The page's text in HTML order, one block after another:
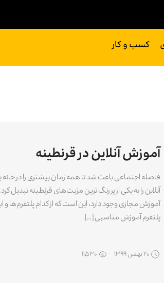
کسب و کار
آموزش آنلاین در قرنطینه
فاصله اجتماعی باعث شد تا همه زمان بیشتری را در
آنلاین را به یکی از پر رنگ ترین مزیت‌های قرنطینه تبدیل
آموزش مجازی وجود دارد، این است که از کدام پلتفرم‌ها و
پلتفرم آموزش مناسبی […]
۲۰ بهمن ۱۳۹۹ ۱۱۵۳۰